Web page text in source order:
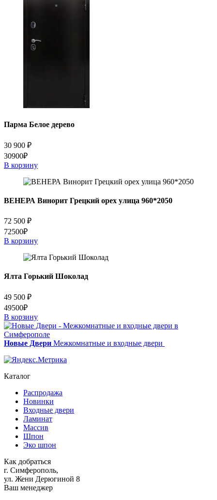
Парма Белое дерево
30 900 ₽
30900₽
В корзину
ВЕНЕРА Винорит Грецкий орех улица 960*2050
72 500 ₽
72500₽
В корзину
Ялта Горький Шоколад
49 500 ₽
49500₽
В корзину
Новые Двери Межкомнатные и входные двери
Каталог
Распродажа
Новинки
Входные двери
Ламинат
Массив
Шпон
Эко шпон
Как добраться
г. Симферополь,
ул. Жени Дерюгиной 8
Ваш менеджер